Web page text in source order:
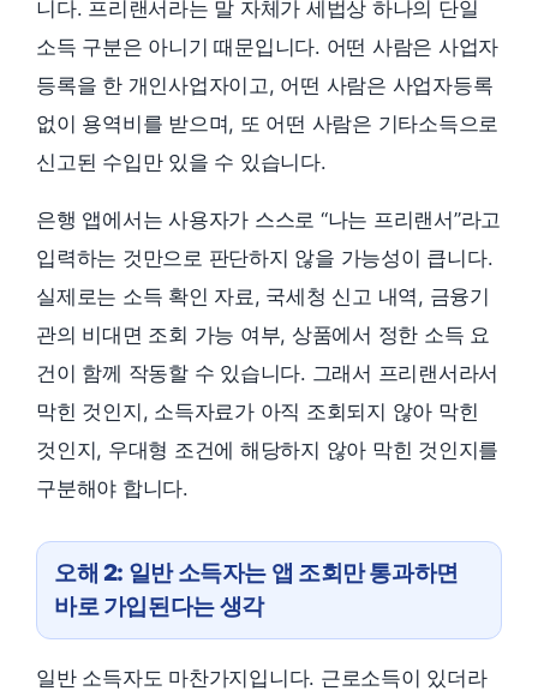
니다. 프리랜서라는 말 자체가 세법상 하나의 단일
소득 구분은 아니기 때문입니다. 어떤 사람은 사업자
등록을 한 개인사업자이고, 어떤 사람은 사업자등록
없이 용역비를 받으며, 또 어떤 사람은 기타소득으로
신고된 수입만 있을 수 있습니다.
은행 앱에서는 사용자가 스스로 “나는 프리랜서”라고
입력하는 것만으로 판단하지 않을 가능성이 큽니다.
실제로는 소득 확인 자료, 국세청 신고 내역, 금융기
관의 비대면 조회 가능 여부, 상품에서 정한 소득 요
건이 함께 작동할 수 있습니다. 그래서 프리랜서라서
막힌 것인지, 소득자료가 아직 조회되지 않아 막힌
것인지, 우대형 조건에 해당하지 않아 막힌 것인지를
구분해야 합니다.
오해 2: 일반 소득자는 앱 조회만 통과하면
바로 가입된다는 생각
일반 소득자도 마찬가지입니다. 근로소득이 있더라